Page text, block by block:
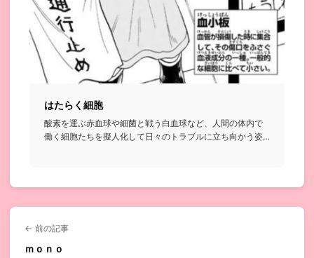
はたらく細胞
酸素を運ぶ赤血球や細菌と戦う白血球など、人間の体内で
働く細胞たちを擬人化して日々のトラブルに立ち向かう姿
← 前の記事
ｍｏｎｏ